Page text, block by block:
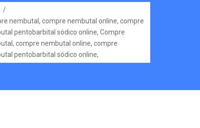
/
nembutal, compre nembutal online, compre
pentobarbital sódico online, Compre
compre nembutal online, compre
pentobarbital sódico online,